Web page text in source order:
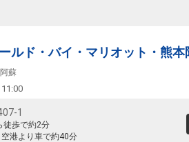
ルド・バイ・マリオット・熊本
阿蘇
1
徒歩で約2分
空港より車で約40分